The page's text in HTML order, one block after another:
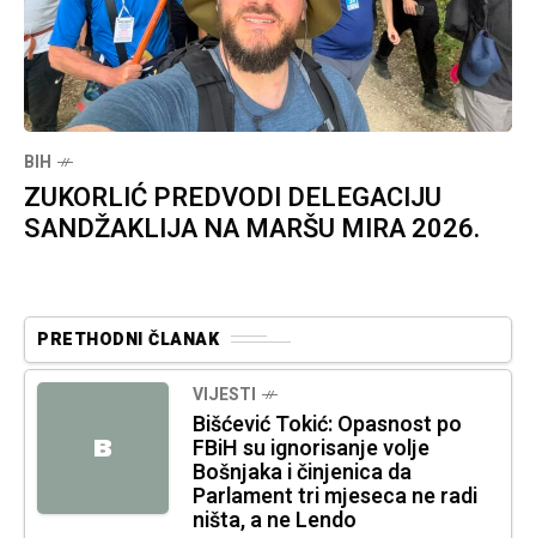
BIH
ZUKORLIĆ PREDVODI DELEGACIJU
SANDŽAKLIJA NA MARŠU MIRA 2026.
PRETHODNI ČLANAK
B
VIJESTI
Bišćević Tokić: Opasnost po
FBiH su ignorisanje volje
Bošnjaka i činjenica da
Parlament tri mjeseca ne radi
ništa, a ne Lendo